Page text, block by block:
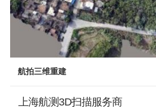
上海航测3D扫描服务商
航拍三维重建